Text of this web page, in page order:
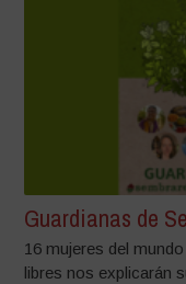
Guardianas de
16 mujeres del
libres nos explicarán